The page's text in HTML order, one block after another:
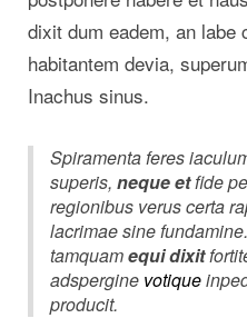
dixit dum eadem, an labe
habitantem devia,
Inachus sinus.
Spiramenta feres
superis, neque etfide
regionibus verus certa
lacrimae sine
tamquamequi dixit
adspergine votique
producit.